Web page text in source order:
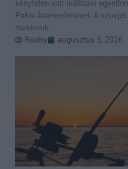
kénytelen volt leállítani
Paksi Atomerőművet. A
reaktorok
Rooby
augusztus 5, 2026